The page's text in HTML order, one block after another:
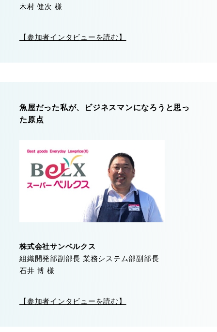
木村 健次 様
【参加者インタビューを読む】
魚屋だった私が、ビジネスマンになろうと思っ
た原点
株式会社サンベルクス
組織開発部副部長 業務システム部副部長
石井 博 様
【参加者インタビューを読む】